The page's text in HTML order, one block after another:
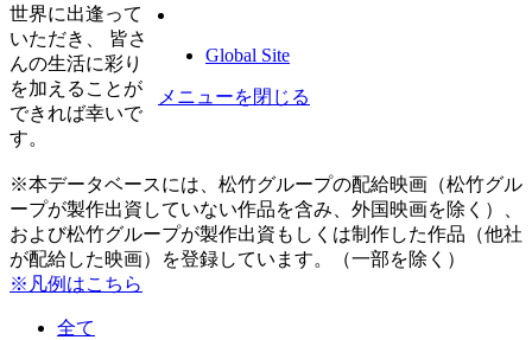
Global Site
メニューを閉じる
世界に出逢って
いただき、 皆さ
んの生活に彩り
を加えることが
できれば幸いで
す。
※本データベースには、松竹グループの配給映画（松竹グル
ープが製作出資していない作品を含み、外国映画を除く）、
および松竹グループが製作出資もしくは制作した作品（他社
が配給した映画）を登録しています。（一部を除く）
※凡例はこちら
全て